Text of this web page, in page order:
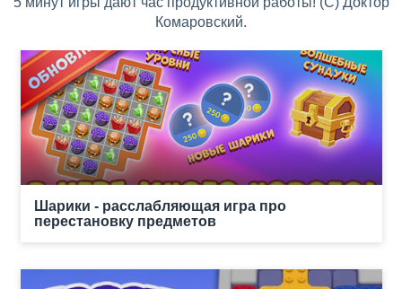
Комаровский.
Шарики - расслабляющая игра про
перестановку предметов